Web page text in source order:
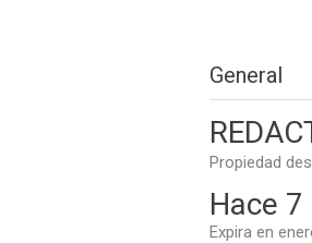
General
Propiedad
Hace
Expira en